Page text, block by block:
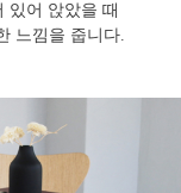
있어 앉았을 때
느낌을 줍니다.